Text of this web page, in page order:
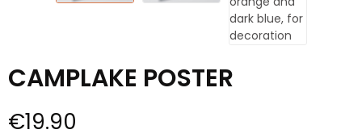
CAMPLAKE POSTER
€19.90